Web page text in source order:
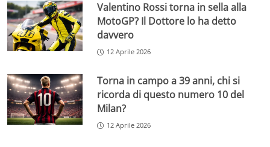
Valentino Rossi torna in sella alla
MotoGP? Il Dottore lo ha detto
davvero
12 Aprile 2026
Torna in campo a 39 anni, chi si
ricorda di questo numero 10 del
Milan?
12 Aprile 2026